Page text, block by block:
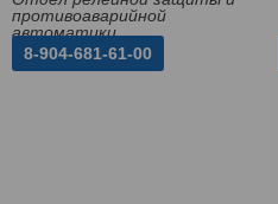
противоаварийной
автоматики
8-904-681-61-00